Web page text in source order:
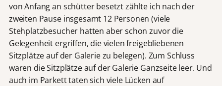
von Anfang an schütter besetzt zählte ich nach der
zweiten Pause insgesamt 12 Personen (viele
Stehplatzbesucher hatten aber schon zuvor die
Gelegenheit ergriffen, die vielen freigebliebenen
Sitzplätze auf der Galerie zu belegen). Zum Schluss
waren die Sitzplätze auf der Galerie Ganzseite leer. Und
auch im Parkett taten sich viele Lücken auf